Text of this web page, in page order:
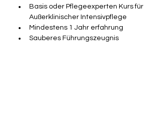
Basis oder Pflegeexperten Kurs für
Außerklinischer Intensivpflege
Mindestens 1 Jahr erfahrung
Sauberes Führungszeugnis